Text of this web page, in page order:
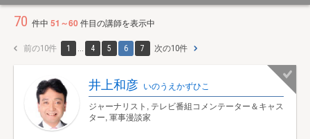
70 件中 51～60件目の講師を表示中
前の10件 1 ... 4 5 6 7 次の10件
井上和彦 いのうえかずひこ
ジャーナリスト, テレビ番組コメンテーター＆キャス
ター, 軍事漫談家